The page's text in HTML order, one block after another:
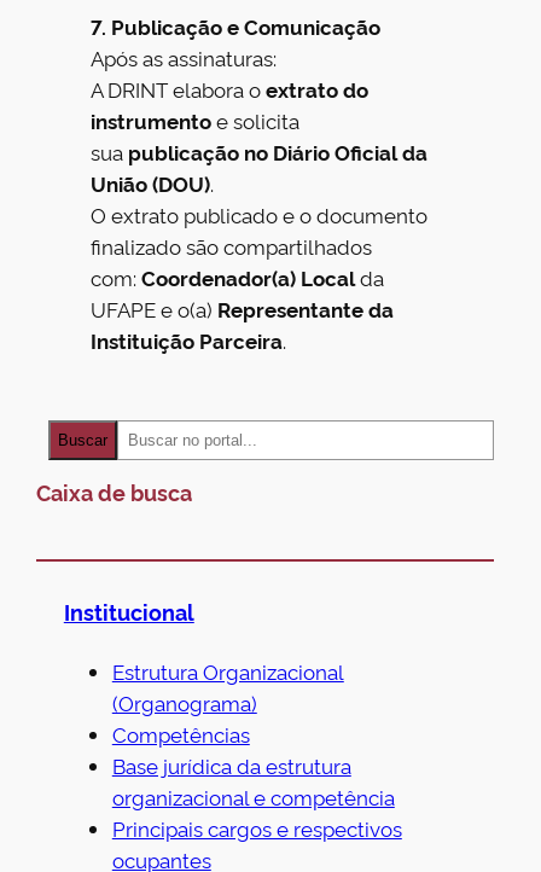
Caixa de busca
a
c
Buscar
Institucional
Estrutura Organizacional
(Organograma)
Competências
Base jurídica da estrutura
organizacional e competência
Principais cargos e respectivos
ocupantes
7. Publicação e Comunicação
Após as assinaturas:
A DRINT elabora oextrato do
instrumentoe solicita
sua publicação no Diário Oficial da
União (DOU).
O extrato publicado e o documento
finalizado são compartilhados
com:Coordenador(a) Localda
UFAPE e o(a) Representante da
Instituição Parceira.